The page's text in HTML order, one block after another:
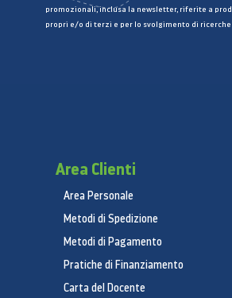
promozionali, inclusa la newsletter, riferite a
propri e/o di terzi e per lo svolgimento di
Area Clienti
Area Personale
Metodi di Spedizione
Metodi di Pagamento
Pratiche di Finanziamento
Carta del Docente